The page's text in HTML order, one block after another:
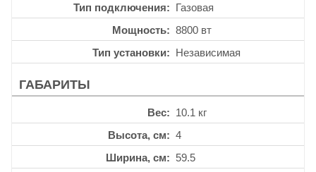
Тип подключения
Газовая
Мощность
8800 вт
Тип установки
Независимая
ГАБАРИТЫ
Вес
10.1 кг
Высота, см
4
Ширина, см
59.5